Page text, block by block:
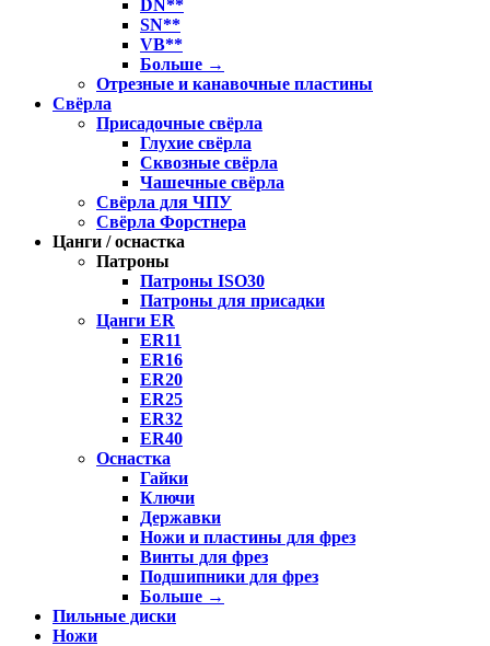
DN**
SN**
VB**
Больше →
Отрезные и канавочные пластины
Свёрла
Присадочные свёрла
Глухие свёрла
Сквозные свёрла
Чашечные свёрла
Свёрла для ЧПУ
Свёрла Форстнера
Цанги / оснастка
Патроны
Патроны ISO30
Патроны для присадки
Цанги ER
ER11
ER16
ER20
ER25
ER32
ER40
Оснастка
Гайки
Ключи
Державки
Ножи и пластины для фрез
Винты для фрез
Подшипники для фрез
Больше →
Пильные диски
Ножи